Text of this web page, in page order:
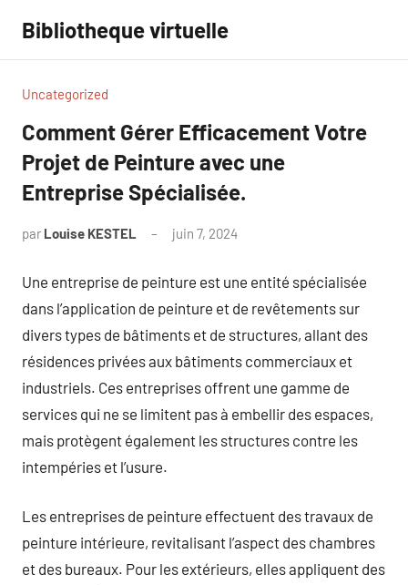
contenu
Bibliotheque virtuelle
Uncategorized
Comment Gérer Efficacement Votre
Projet de Peinture avec une
Entreprise Spécialisée.
par Louise KESTEL juin 7, 2024
Une entreprise de peinture est une entité spécialisée
dans l’application de peinture et de revêtements sur
divers types de bâtiments et de structures, allant des
résidences privées aux bâtiments commerciaux et
industriels. Ces entreprises offrent une gamme de
services qui ne se limitent pas à embellir des espaces,
mais protègent également les structures contre les
intempéries et l’usure.
Les entreprises de peinture effectuent des travaux de
peinture intérieure, revitalisant l’aspect des chambres
et des bureaux. Pour les extérieurs, elles appliquent des